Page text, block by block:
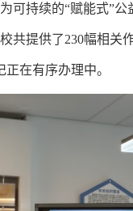
可持续的“赋能式”
共提供了230幅相关
在有序办理中。